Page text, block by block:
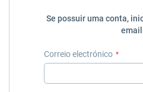
Se possuir uma conta,
Correio electrónico